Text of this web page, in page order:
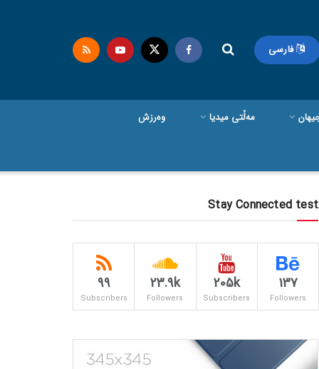
فارسی
مەڵتی میدیا وەرزش
Stay Connected test
137
Followers
205k
Subscribers
23.9k
Followers
99
Subscribers